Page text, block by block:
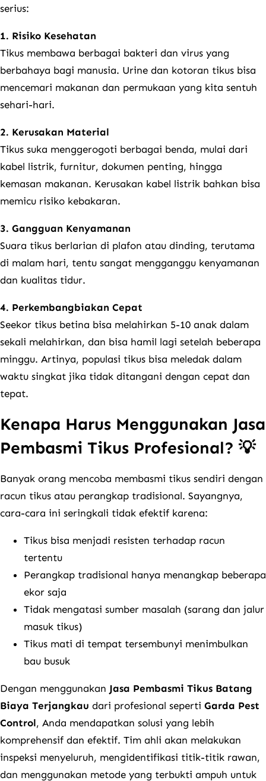
serius:
1. Risiko Kesehatan
Tikus membawa berbagai bakteri dan virus yang
berbahaya bagi manusia. Urine dan kotoran tikus bisa
mencemari makanan dan permukaan yang kita sentuh
sehari-hari.
2. Kerusakan Material
Tikus suka menggerogoti berbagai benda, mulai dari
kabel listrik, furnitur, dokumen penting, hingga
kemasan makanan. Kerusakan kabel listrik bahkan bisa
memicu risiko kebakaran.
3. Gangguan Kenyamanan
Suara tikus berlarian di plafon atau dinding, terutama
di malam hari, tentu sangat mengganggu kenyamanan
dan kualitas tidur.
4. Perkembangbiakan Cepat
Seekor tikus betina bisa melahirkan 5-10 anak dalam
sekali melahirkan, dan bisa hamil lagi setelah beberapa
minggu. Artinya, populasi tikus bisa meledak dalam
waktu singkat jika tidak ditangani dengan cepat dan
tepat.
Kenapa Harus Menggunakan Jasa
Pembasmi Tikus Profesional? 💡
Banyak orang mencoba membasmi tikus sendiri dengan
racun tikus atau perangkap tradisional. Sayangnya,
cara-cara ini seringkali tidak efektif karena:
Tikus bisa menjadi resisten terhadap racun
tertentu
Perangkap tradisional hanya menangkap beberapa
ekor saja
Tidak mengatasi sumber masalah (sarang dan jalur
masuk tikus)
Tikus mati di tempat tersembunyi menimbulkan
bau busuk
Dengan menggunakan Jasa Pembasmi Tikus Batang
Biaya Terjangkau dari profesional seperti Garda Pest
Control, Anda mendapatkan solusi yang lebih
komprehensif dan efektif. Tim ahli akan melakukan
inspeksi menyeluruh, mengidentifikasi titik-titik rawan,
dan menggunakan metode yang terbukti ampuh untuk